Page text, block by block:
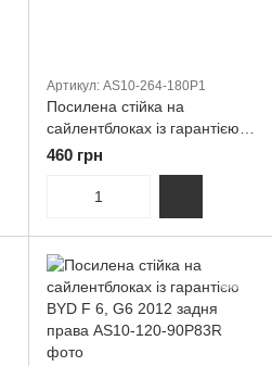
Артикул: AS10-264-180P1
Посилена стійка на
сайлентблоках із гарантією
Byd S6 (2012-2014) Передня
460 грн